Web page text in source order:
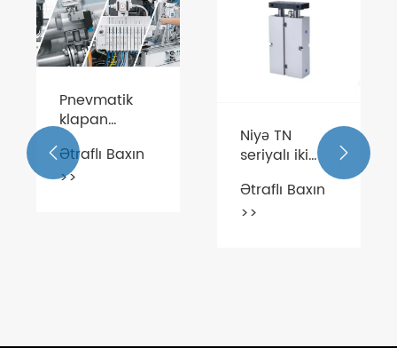
Pnevmatik
klapan
solenoid
klapanının
prinsipi və
Ətraflı Baxın
>>
Niyə TN
seriyalı iki
avtomatlaşdırma
sistemlərində
Ətraflı Baxın
>>
 